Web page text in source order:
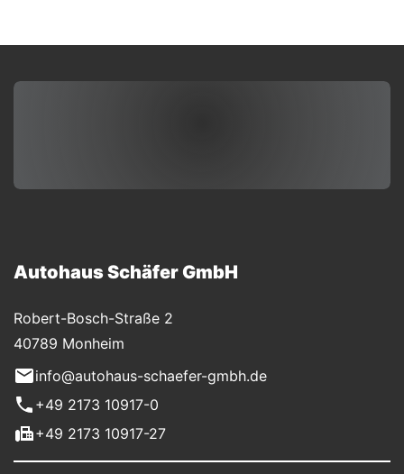
Autohaus Schäfer GmbH
Robert-Bosch-Straße 2
40789 Monheim
info@autohaus-schaefer-gmbh.de
+49 2173 10917-0
+49 2173 10917-27